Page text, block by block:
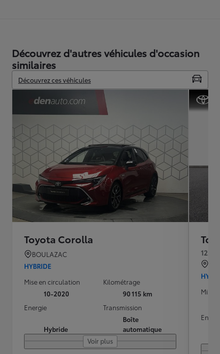
Découvrez d'autres véhicules d'occasion
similaires
Découvrez ces véhicules
Toyota Corolla
BOULAZAC
HYBRIDE
Mise en circulation
10-2020
Kilométrage
90 115 km
Energie
Hybride
Transmission
Boîte
automatique
Voir plus
122h
Mise